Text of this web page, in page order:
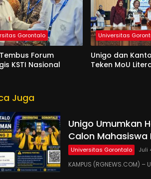
Gorontalo
Forum
KSTI Nasional
Universitas
Unigo dan
Teken MoU
Juga
Unigo Umumkan
Calon Mahasiswa
Universitas Gorontalo Juli
KAMPUS